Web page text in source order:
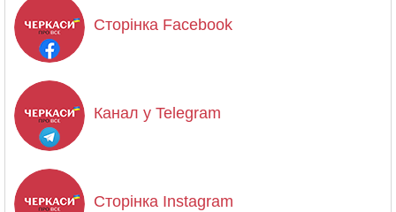
Сторінка Facebook
Канал у Telegram
Сторінка Instagram